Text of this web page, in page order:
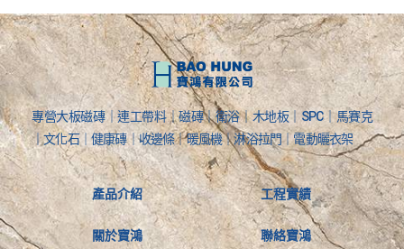
專營大板磁磚｜連工帶料｜磁磚｜衛浴｜木地板｜SPC｜馬賽克
｜文化石｜健康磚｜收邊條｜暖風機｜淋浴拉門｜電動曬衣架
產品介紹
關於寶鴻
工程實績
聯絡寶鴻